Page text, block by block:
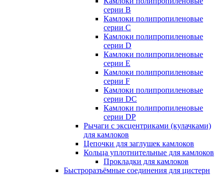
серии B
Камлоки полипропиленовые
серии C
Камлоки полипропиленовые
серии D
Камлоки полипропиленовые
серии Е
Камлоки полипропиленовые
серии F
Камлоки полипропиленовые
серии DC
Камлоки полипропиленовые
серии DP
Рычаги с эксцентриками (кулачками)
для камлоков
Цепочки для заглушек камлоков
Кольца уплотнительные для камлоков
Прокладки для камлоков
Быстроразъёмные соединения для цистерн